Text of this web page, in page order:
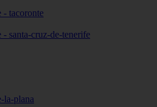
- tacoronte
- santa-cruz-de-tenerife
la-plana